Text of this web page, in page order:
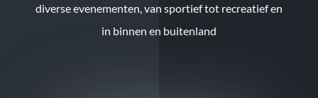
diverse evenementen, van sportief tot recreatief en
in binnen en buitenland